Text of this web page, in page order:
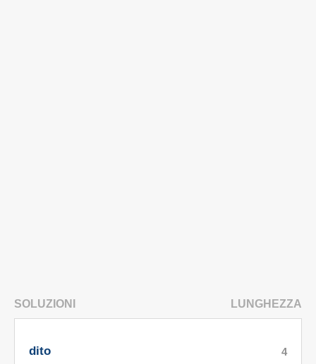
SOLUZIONI LUNGHEZZA
dito 4